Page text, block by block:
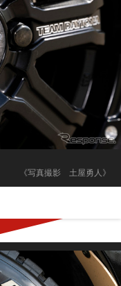
《写真撮影 土屋勇人》